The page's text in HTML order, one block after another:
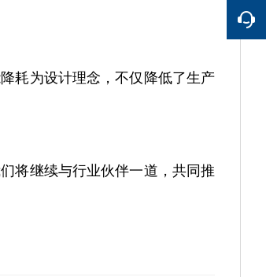
耗为设计理念，不仅降低了生产
将继续与行业伙伴一道，共同推